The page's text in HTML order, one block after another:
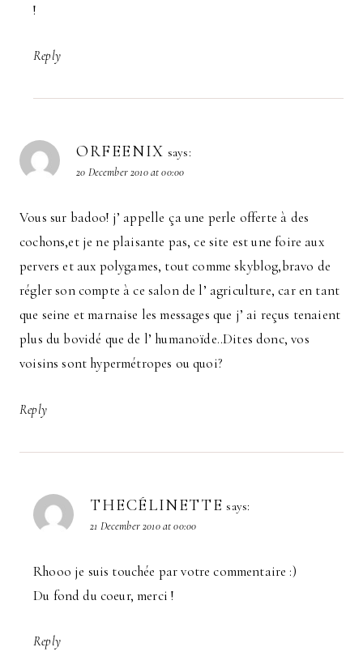
!
Reply
ORFEENIX says:
20 December 2010 at 00:00
Vous sur badoo! j’ appelle ça une perle offerte à des
cochons,et je ne plaisante pas, ce site est une foire aux
pervers et aux polygames, tout comme skyblog,bravo de
régler son compte à ce salon de l’ agriculture, car en tant
que seine et marnaise les messages que j’ ai reçus tenaient
plus du bovidé que de l’ humanoïde..Dites donc, vos
voisins sont hypermétropes ou quoi?
Reply
THECÉLINETTE says:
21 December 2010 at 00:00
Rhooo je suis touchée par votre commentaire :)
Du fond du coeur, merci !
Reply